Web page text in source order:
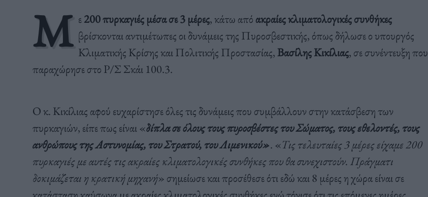
Μ ε200 πυρκαγιές μέσα σε 3 μέρες, κάτω από ακραίες κλιματολογικές συνθήκες
βρίσκονται αντιμέτωπες οι δυνάμεις της Πυροσβεστικής, όπως δήλωσε ο υπουργός
Κλιματικής Κρίσης και Πολιτικής Προστασίας,Βασίλης Κικίλιας, σε συνέντευξη που
παραχώρησε στο Ρ/Σ Σκάι 100.3.
Ο κ. Κικίλιας αφού ευχαρίστησε όλες τις δυνάμεις που συμβάλλουν στην κατάσβεση των
πυρκαγιών, είπε πως είναι «δίπλα σε όλους τους πυροσβέστες του Σώματος, τους εθελοντές, τους
ανθρώπους της Αστυνομίας, του Στρατού, του Λιμενικού». «Τις τελευταίες 3 μέρες είχαμε 200
πυρκαγιές με αυτές τις ακραίες κλιματολογικές συνθήκες που θα συνεχιστούν. Πράγματι
δοκιμάζεται η κρατική μηχανή» σημείωσε και προσέθεσε ότι εδώ και 8 μέρες η χώρα είναι σε